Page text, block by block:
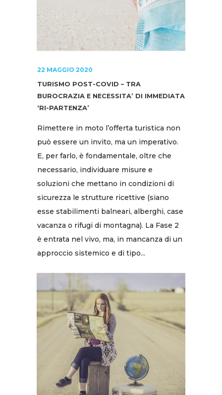
22 MAGGIO 2020
TURISMO POST-COVID – TRA
BUROCRAZIA E NECESSITA’ DI IMMEDIATA
‘RI-PARTENZA’
Rimettere in moto l’offerta turistica non
può essere un invito, ma un imperativo.
E, per farlo, è fondamentale, oltre che
necessario, individuare misure e
soluzioni che mettano in condizioni di
sicurezza le strutture ricettive (siano
esse stabilimenti balneari, alberghi, case
vacanza o rifugi di montagna). La Fase 2
è entrata nel vivo, ma, in mancanza di un
approccio sistemico e di tipo...